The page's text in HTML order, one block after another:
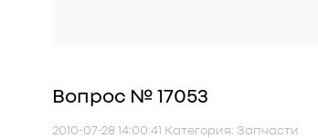
Вопрос № 17053
2010-07-28 14:00:41 Категория: Запчасти